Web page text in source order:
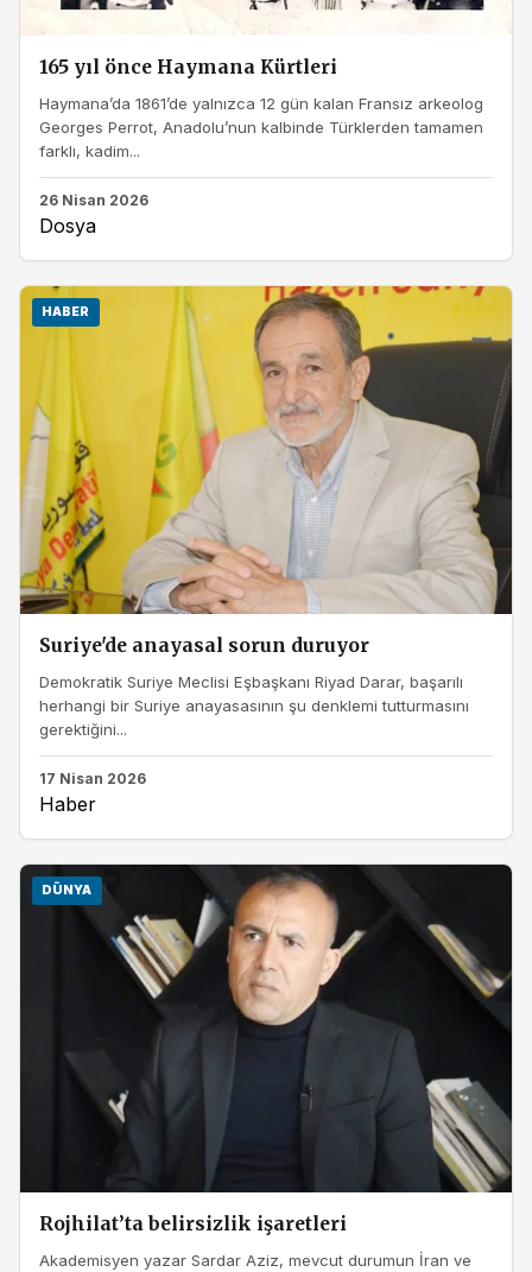
165 yıl önce Haymana Kürtleri
Haymana’da 1861’de yalnızca 12 gün kalan Fransız arkeolog
Georges Perrot, Anadolu’nun kalbinde Türklerden tamamen
farklı, kadim...
26 Nisan 2026
Dosya
HABER
Suriye'de anayasal sorun duruyor
Demokratik Suriye Meclisi Eşbaşkanı Riyad Darar, başarılı
herhangi bir Suriye anayasasının şu denklemi tutturmasını
gerektiğini...
17 Nisan 2026
Haber
DÜNYA
Rojhilat’ta belirsizlik işaretleri
Akademisyen yazar Sardar Aziz, mevcut durumun İran ve